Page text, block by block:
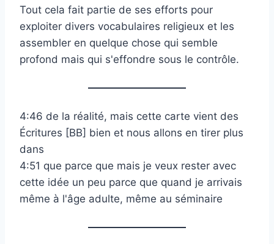
Tout cela fait partie de ses efforts pour
exploiter divers vocabulaires religieux et les
assembler en quelque chose qui semble
profond mais qui s'effondre sous le contrôle.
4:46 de la réalité, mais cette carte vient des
Écritures [BB] bien et nous allons en tirer plus
dans
4:51 que parce que mais je veux rester avec
cette idée un peu parce que quand je arrivais
même à l'âge adulte, même au séminaire